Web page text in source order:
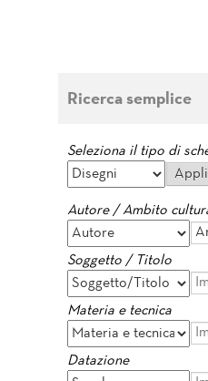
Ricerca semplice
Seleziona il tipo di
Autore / Ambito
Soggetto / Titolo
Materia e tecnica
Datazione